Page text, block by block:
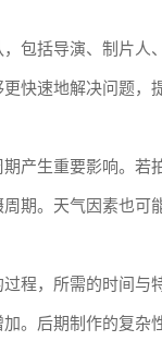
包括导演、制片
快速地解决问题，
产生重要影响。
期。天气因素也可
程，所需的时间
。后期制作的复杂